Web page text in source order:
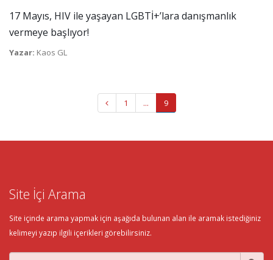
17 Mayıs, HIV ile yaşayan LGBTİ+’lara danışmanlık
vermeye başlıyor!
Yazar: Kaos GL
1 ... 9
Site İçi Arama
Site içinde arama yapmak için aşağıda bulunan alan ile aramak istediğiniz
kelimeyi yazıp ilgili içerikleri görebilirsiniz.